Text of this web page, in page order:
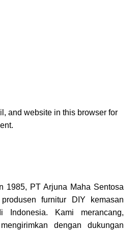
and website in this browser for
1985, PT Arjuna Maha Sentosa
furnitur DIY kemasan
Indonesia. Kami merancang,
dengan dukungan